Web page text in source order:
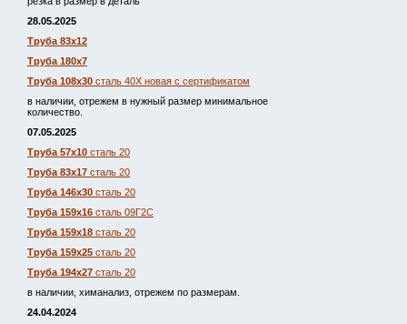
28.05.2025
Труба 83х12
Труба 180х7
Труба 108х30 сталь 40Х новая с сертификатом
в наличии, отрежем в нужный размер минимальное
количество.
07.05.2025
Труба 57х10 сталь 20
Труба 83х17 сталь 20
Труба 146х30 сталь 20
Труба 159х16 сталь 09Г2С
Труба 159х18 сталь 20
Труба 159х25 сталь 20
Труба 194х27 сталь 20
в наличии, химанализ, отрежем по размерам.
24.04.2024